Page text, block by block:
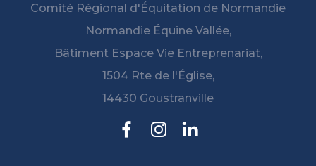
Comité Régional d'Équitation de Normandie
Normandie Équine Vallée,
Bâtiment Espace Vie Entreprenariat,
1504 Rte de l'Église,
14430 Goustranville